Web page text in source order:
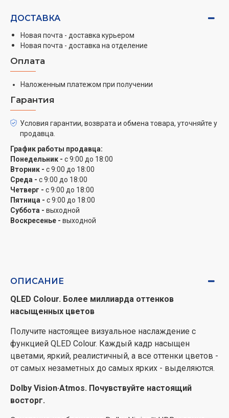
искусственного интеллекта от Hisense открывает
новый уровень четкости для всего вашего контента.
Эта интеллектуальная функция обновляет как
современные телевизионные программы, фильмы и
потоковый контент до потрясающего качества 4K.
Каждый пиксель выводится на максимум
возможностей вашего телевизора.
AI Smooth Motion. Плавные изображения без
размывания
Наслаждайтесь естественным и четким
изображением благодаря передовым технологиям,
таким как MEMC (технология оценки и компенсации
движения) и снижение уровня 3D-шума, встроенным
в сверхчувствительную панель. С технологией AI
воспроизводятся с безупречной четкостью,
обеспечивая плавное и реалистичное изображение.
процесс без задержек
Улучшайте свой игровой опыт с режимом игры PLUS
и удобной игровой панелью как центром управления.
устраняют разрывы изображения. Наслаждайтесь
плавной игрой на телевизоре по разумной цене!
ДОСТАВКА
Новая почта - доставка курьером
Новая почта - доставка на отделение
Оплата
Наложенным платежом при получении
Гарантия
Условия гарантии, возврата и обмена товара, уточняйте у
продавца.
График работы продавца:
Понедельник - с 9:00 до 18:00
Вторник - с 9:00 до 18:00
Среда - с 9:00 до 18:00
Четверг - с 9:00 до 18:00
Пятница - с 9:00 до 18:00
Суббота - выходной
Воскресенье - выходной
ОПИСАНИЕ
QLED Colour. Более миллиарда оттенков
насыщенных цветов
Получите настоящее визуальное наслаждение с
функцией QLED Colour. Каждый кадр насыщен
цветами, яркий, реалистичный, а все оттенки цветов -
от самых незаметных до самых ярких - выделяются.
Dolby Vision·Atmos. Почувствуйте настоящий
восторг.